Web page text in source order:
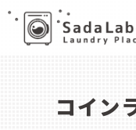
コイン